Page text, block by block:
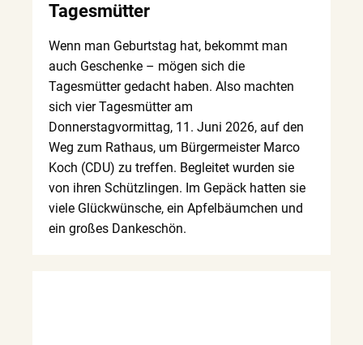
Tagesmütter
Wenn man Geburtstag hat, bekommt man
auch Geschenke – mögen sich die
Tagesmütter gedacht haben. Also machten
sich vier Tagesmütter am
Donnerstagvormittag, 11. Juni 2026, auf den
Weg zum Rathaus, um Bürgermeister Marco
Koch (CDU) zu treffen. Begleitet wurden sie
von ihren Schützlingen. Im Gepäck hatten sie
viele Glückwünsche, ein Apfelbäumchen und
ein großes Dankeschön.